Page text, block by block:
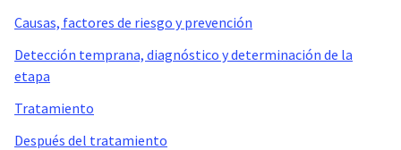
Causas, factores de riesgo y prevención
Detección temprana, diagnóstico y determinación de la
etapa
Tratamiento
Después del tratamiento